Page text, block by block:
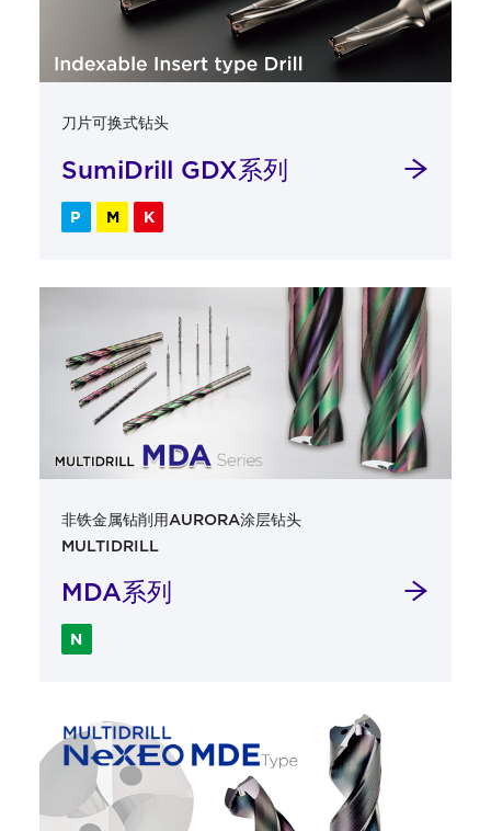
刀片可换式钻头
SumiDrill GDX系列
P M K
非铁金属钻削用AURORA涂层钻头
MULTIDRILL
MDA系列
N